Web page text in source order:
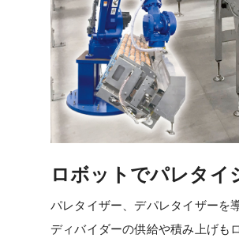
ロボットでパレタイ
パレタイザー、デパレタイザーを
ディバイダーの供給や積み上げも